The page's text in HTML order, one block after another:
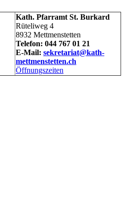
Kath. Pfarramt St. Burkard
Rüteliweg 4
8932 Mettmenstetten
Telefon: 044 767 01 21
E-Mail: sekretariat@kath-
mettmenstetten.ch
Öffnungszeiten